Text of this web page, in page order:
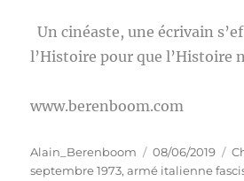
Un cinéaste, une écrivain
l’Histoire pour que l’Histoire
www.berenboom.com
Auteur
Alain_Berenboom
Publié
le
08/06/2019
septembre 1973,armé italienne